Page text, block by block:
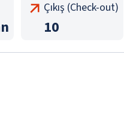
Çıkış (Check-out)
10